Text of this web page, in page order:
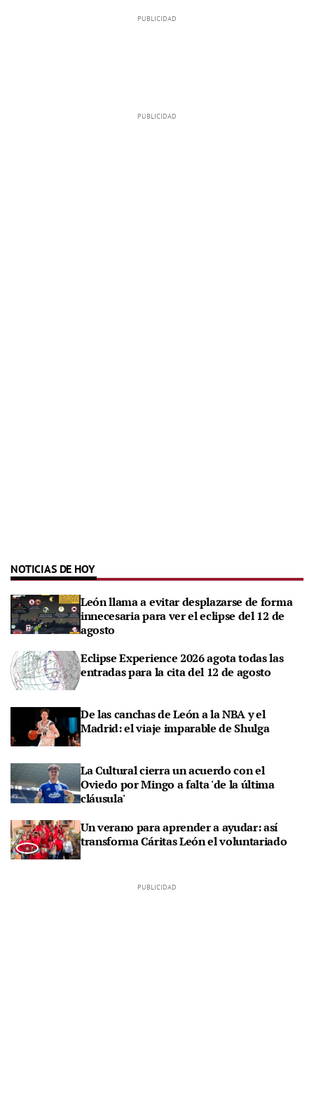
NOTICIAS DE HOY
León llama a evitar desplazarse de forma
innecesaria para ver el eclipse del 12 de
agosto
Eclipse Experience 2026 agota todas las
entradas para la cita del 12 de agosto
De las canchas de León a la NBA y el
Madrid: el viaje imparable de Shulga
La Cultural cierra un acuerdo con el
Oviedo por Mingo a falta 'de la última
cláusula'
Un verano para aprender a ayudar: así
transforma Cáritas León el voluntariado